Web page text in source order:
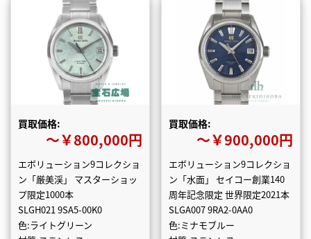
買取価格:
〜￥800,000円
エボリューション9コレクショ
ン「厳美渓」 マスターショッ
プ限定1000本
SLGH021 9SA5-00K0
色:ライトグリーン
買取価格:
〜￥900,000円
エボリューション9コレクショ
ン「水面」 セイコー創業140
周年記念限定 世界限定2021本
SLGA007 9RA2-0AA0
色:ミナモブルー